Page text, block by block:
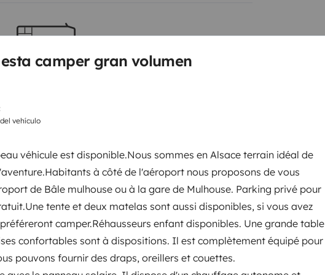
camper gran volumen
vehículo
véhicule est disponible.Nous sommes en Alsace terrain idéal de
à côté de l'aéroport nous proposons de vous
de Bâle mulhouse ou à la gare de Mulhouse. Parking privé pour
tente et deux matelas sont aussi disponibles, si vous avez
camper.Réhausseurs enfant disponibles. Une grande table
confortables sont à dispositions. Il est complètement équipé pour
pouvons fournir des draps, oreillers et couettes.
désinfecté à chaque
Sur demande à
un jeu de petanque
sont très utiles pour dénicher
de fumée.Capteur CO2.Filet
Camas 2
Nevera
Kit de limpieza
Dirección asistida